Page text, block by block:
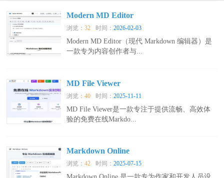
Modern MD Editor
浏览：32 时间：2026-02-03
Modern MD Editor（现代 Markdown 编辑器）是
一款专为内容创作者与...
MD File Viewer
浏览：40 时间：2025-11-11
MD File Viewer是一款专注于提供流畅、高效体
验的免费在线Markdo...
Markdown Online
浏览：42 时间：2025-07-15